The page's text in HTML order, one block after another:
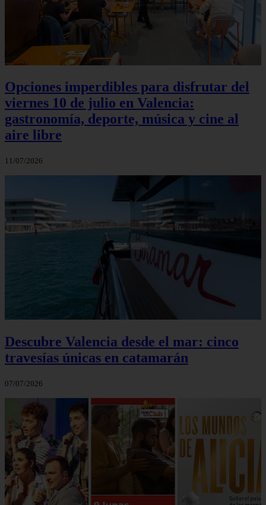
Opciones imperdibles para disfrutar del
viernes 10 de julio en Valencia:
gastronomía, deporte, música y cine al
aire libre
11/07/2026
Descubre Valencia desde el mar: cinco
travesías únicas en catamarán
07/07/2026